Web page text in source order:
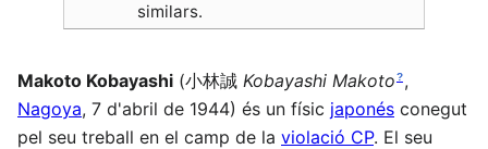
similars.
Makoto Kobayashi (小林誠 Kobayashi Makoto?,
Nagoya, 7 d'abril de 1944) és un físic japonés conegut
pel seu treball en el camp de la violació CP. El seu